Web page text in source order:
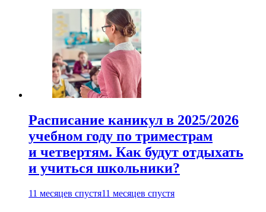
Расписание каникул в 2025/2026
учебном году по триместрам
и четвертям. Как будут отдыхать
и учиться школьники?
11 месяцев спустя11 месяцев спустя